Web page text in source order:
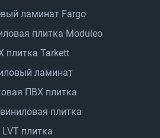
ламинат Fargo
плитка Moduleo
плитка Tarkett
ламинат
ПВХ плитка
плитка
LVT плитка